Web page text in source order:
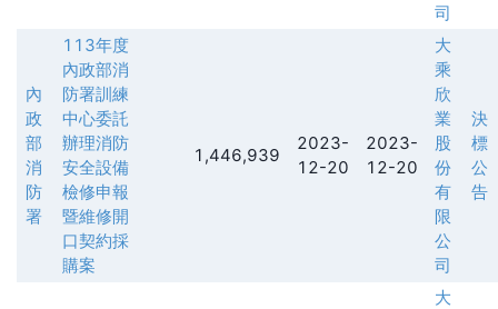
司
內
政
部
消
防
署
113年度
內政部消
防署訓練
中心委託
辦理消防
安全設備
檢修申報
暨維修開
口契約採
購案
1,446,939
2023-
12-20
2023-
12-20
大
乘
欣
業
股
份
有
限
公
司
決
標
公
告
大